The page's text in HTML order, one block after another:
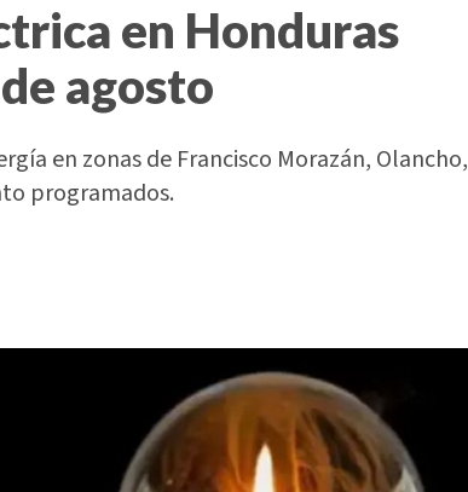
en Honduras
agosto
en zonas de Francisco Morazán, Olancho,
programados.